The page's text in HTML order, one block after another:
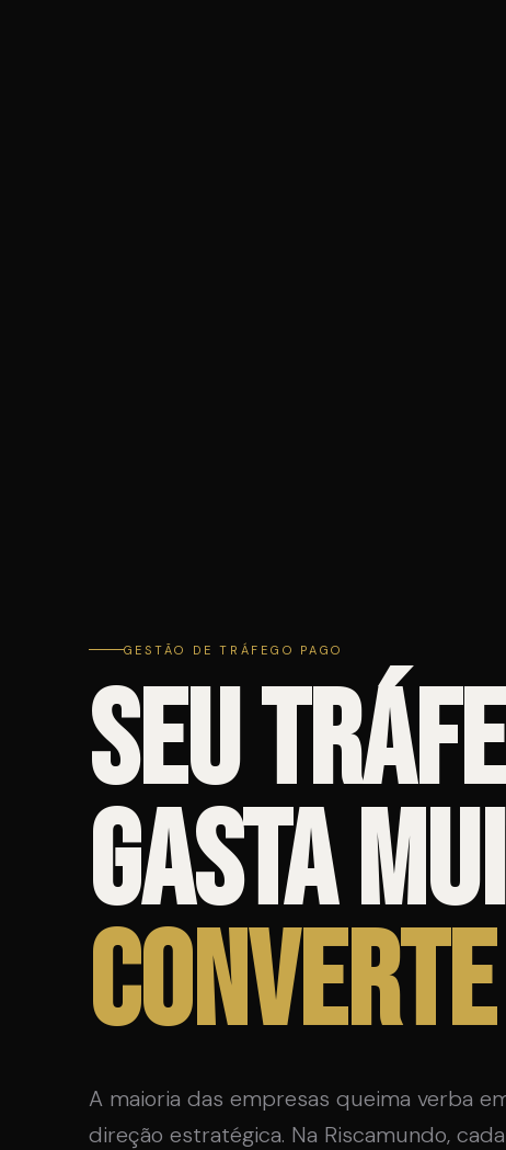
GESTÃO DE TRÁFEGO PAGO
Seu
gasta
A maioria das empresas queima verba
direção estratégica. Na Riscamundo,